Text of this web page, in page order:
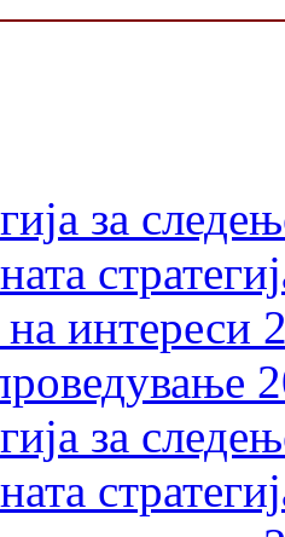
за
интереси
за